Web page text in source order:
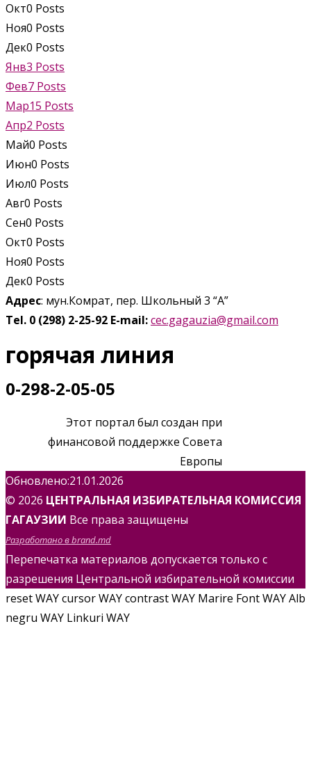
Окт0 Posts
Ноя0 Posts
Дек0 Posts
Янв3 Posts
Фев7 Posts
Мар15 Posts
Апр2 Posts
Май0 Posts
Июн0 Posts
Июл0 Posts
Авг0 Posts
Сен0 Posts
Окт0 Posts
Ноя0 Posts
Дек0 Posts
Адрес: мун.Комрат, пер. Школьный 3 “А”
Tel. 0 (298) 2-25-92 E-mail:cec.gagauzia@gmail.com
горячая линия
0-298-2-05-05
Этот портал был создан при
финансовой поддержке Совета
Европы
Обновлено:21.01.2026
© 2026 ЦЕНТРАЛЬНАЯ ИЗБИРАТЕЛЬНАЯ КОМИССИЯ
ГАГАУЗИИ Все права защищены
Разработано в brand.md
Перепечатка материалов допускается только с
разрешения Центральной избирательной комиссии
reset WAYcursor WAYcontrast WAY Marire Font WAYAlb
negru WAY Linkuri WAY